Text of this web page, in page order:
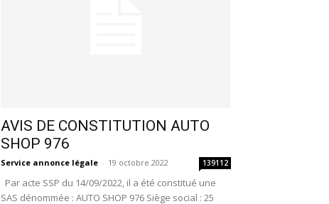
AVIS DE CONSTITUTION AUTO
SHOP 976
Service annonce légale - 19 octobre 2022 139112
Par acte SSP du 14/09/2022, il a été constitué une
SAS dénommée : AUTO SHOP 976 Siège social : 25